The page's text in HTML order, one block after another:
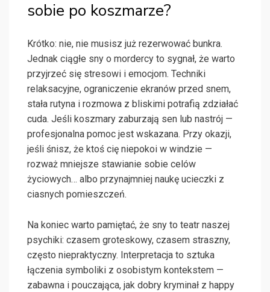
sobie po koszmarze?
Krótko: nie, nie musisz już rezerwować bunkra.
Jednak ciągłe sny o mordercy to sygnał, że warto
przyjrzeć się stresowi i emocjom. Techniki
relaksacyjne, ograniczenie ekranów przed snem,
stała rutyna i rozmowa z bliskimi potrafią zdziałać
cuda. Jeśli koszmary zaburzają sen lub nastrój —
profesjonalna pomoc jest wskazana. Przy okazji,
jeśli śnisz, że ktoś cię niepokoi w windzie —
rozważ mniejsze stawianie sobie celów
życiowych… albo przynajmniej naukę ucieczki z
ciasnych pomieszczeń.
Na koniec warto pamiętać, że sny to teatr naszej
psychiki: czasem groteskowy, czasem straszny,
często niepraktyczny. Interpretacja to sztuka
łączenia symboliki z osobistym kontekstem —
zabawna i pouczająca, jak dobry kryminał z happy